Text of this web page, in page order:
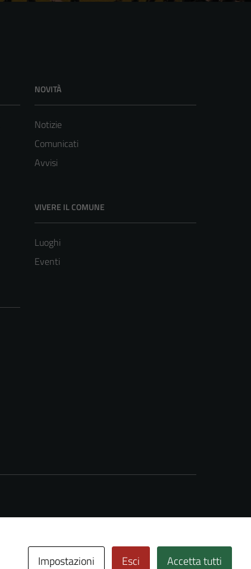
NOVITÀ
Notizie
Comunicati
Avvisi
VIVERE IL COMUNE
Luoghi
Eventi
Impostazioni Esci Accetta tutti